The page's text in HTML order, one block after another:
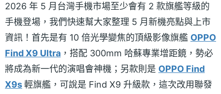
2026 年 5 月台灣手機市場至少會有 2 款旗艦等級的
手機登場，我們快速幫大家整理 5 月新機亮點與上市
資訊！首先是有 10 倍光學變焦的頂級影像旗艦 OPPO
Find X9 Ultra ，搭配 300mm 哈蘇專業增距鏡，勢必
將成為新一代的演唱會神機；另款則是 OPPO Find
X9s輕旗艦，可說是 Find X9 升級款，這次改用聯發